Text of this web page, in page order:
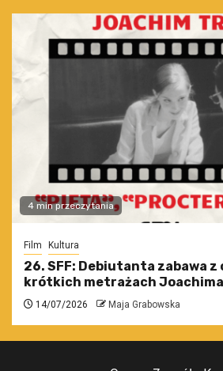
4 min przeczytania
Film Kultura
26. SFF: Debiutanta zabawa z
krótkich metrażach
14/07/2026 Maja Grabowska